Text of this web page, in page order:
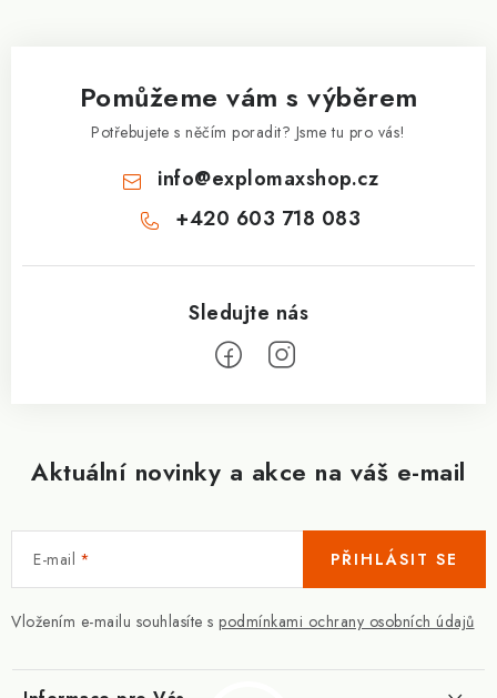
Aktuální novinky a akce na váš e-mail
E-mail
Vložením e-mailu souhlasíte s podmínkami ochrany osobních údajů
PŘIHLÁSIT SE
Pomůžeme vám s výběrem
Potřebujete s něčím poradit? Jsme tu pro vás!
info@explomaxshop.cz
+420 603 718 083